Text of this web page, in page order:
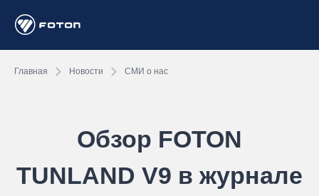
Главная Новости СМИ о нас
Обзор FOTON
TUNLAND V9 в журнале